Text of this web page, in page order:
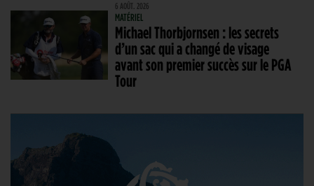
6 AOÛT. 2026
MATÉRIEL
Michael Thorbjornsen : les secrets
d’un sac qui a changé de visage
avant son premier succès sur le PGA
Tour